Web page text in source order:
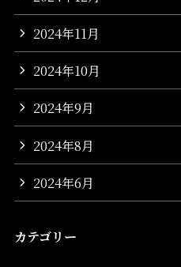
2024年11月
2024年10月
2024年9月
2024年8月
2024年6月
カテゴリー